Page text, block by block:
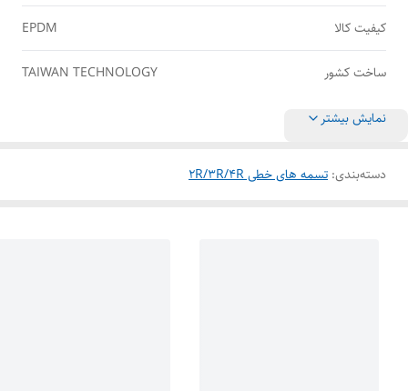
کیفیت کالا EPDM
ساخت کشور TAIWAN TECHNOLOGY
نمایش بیشتر
دسته‌بندی: تسمه های خطی 2R/3R/4R